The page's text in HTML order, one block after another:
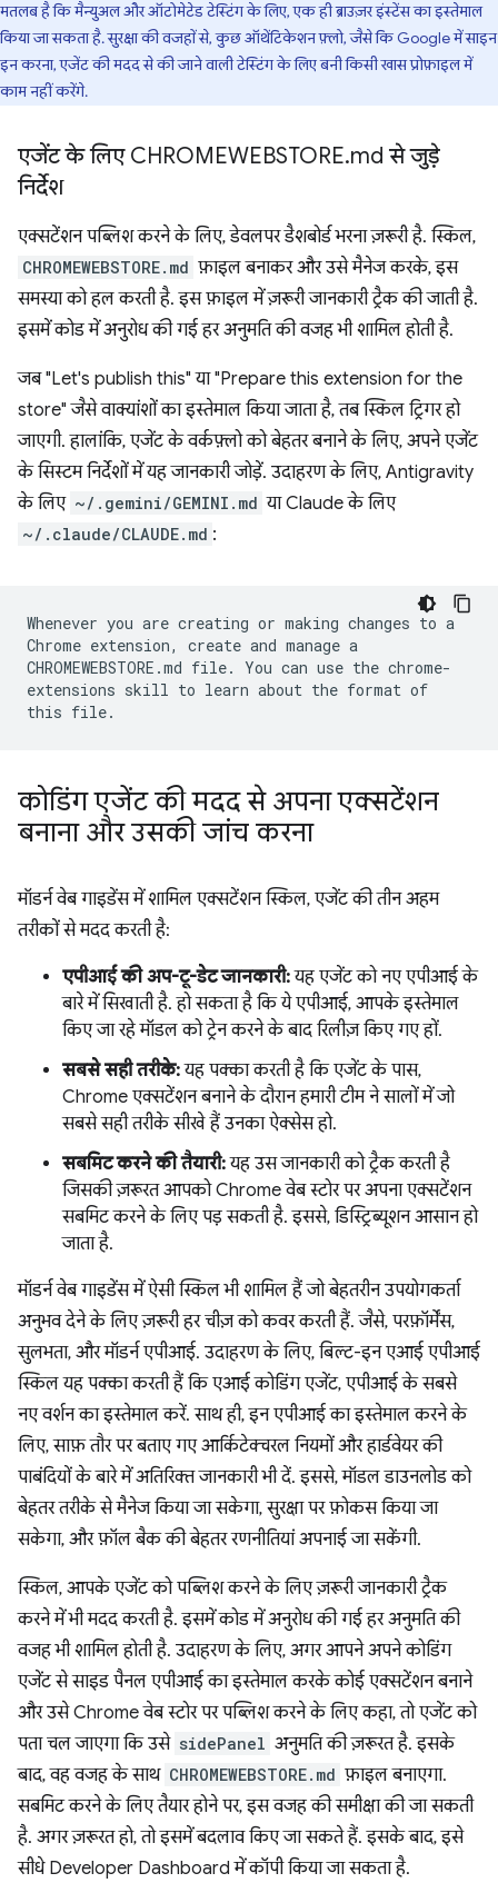
मतलब है कि मैन्युअल और ऑटोमेटेड टेस्टिंग के लिए, एक ही ब्राउज़र इंस्टेंस का इस्तेमाल
किया जा सकता है. सुरक्षा की वजहों से, कुछ ऑथेंटिकेशन फ़्लो, जैसे कि Google में साइन
इन करना, एजेंट की मदद से की जाने वाली टेस्टिंग के लिए बनी किसी खास प्रोफ़ाइल में
काम नहीं करेंगे.
एजेंट के लिए CHROMEWEBSTORE.md से जुड़े
निर्देश
एक्सटेंशन पब्लिश करने के लिए, डेवलपर डैशबोर्ड भरना ज़रूरी है. स्किल,
CHROMEWEBSTORE.md फ़ाइल बनाकर और उसे मैनेज करके, इस
समस्या को हल करती है. इस फ़ाइल में ज़रूरी जानकारी ट्रैक की जाती है.
इसमें कोड में अनुरोध की गई हर अनुमति की वजह भी शामिल होती है.
जब "Let's publish this" या "Prepare this extension for the
store" जैसे वाक्यांशों का इस्तेमाल किया जाता है, तब स्किल ट्रिगर हो
जाएगी. हालांकि, एजेंट के वर्कफ़्लो को बेहतर बनाने के लिए, अपने एजेंट
के सिस्टम निर्देशों में यह जानकारी जोड़ें. उदाहरण के लिए, Antigravity
के लिए ~/.gemini/GEMINI.md या Claude के लिए
~/.claude/CLAUDE.md :
Whenever you are creating or making changes to a
Chrome extension, create and manage a
CHROMEWEBSTORE.md file. You can use the chrome-
extensions skill to learn about the format of
this file.
कोडिंग एजेंट की मदद से अपना एक्सटेंशन
बनाना और उसकी जांच करना
मॉडर्न वेब गाइडेंस में शामिल एक्सटेंशन स्किल, एजेंट की तीन अहम
तरीकों से मदद करती है:
एपीआई की अप-टू-डेट जानकारी:यह एजेंट को नए एपीआई के
बारे में सिखाती है. हो सकता है कि ये एपीआई, आपके इस्तेमाल
किए जा रहे मॉडल को ट्रेन करने के बाद रिलीज़ किए गए हों.
सबसे सही तरीके:यह पक्का करती है कि एजेंट के पास,
Chrome एक्सटेंशन बनाने के दौरान हमारी टीम ने सालों में जो
सबसे सही तरीके सीखे हैं उनका ऐक्सेस हो.
सबमिट करने की तैयारी:यह उस जानकारी को ट्रैक करती है
जिसकी ज़रूरत आपको Chrome वेब स्टोर पर अपना एक्सटेंशन
सबमिट करने के लिए पड़ सकती है. इससे, डिस्ट्रिब्यूशन आसान हो
जाता है.
मॉडर्न वेब गाइडेंस में ऐसी स्किल भी शामिल हैं जो बेहतरीन उपयोगकर्ता
अनुभव देने के लिए ज़रूरी हर चीज़ को कवर करती हैं. जैसे, परफ़ॉर्मेंस,
सुलभता, और मॉडर्न एपीआई. उदाहरण के लिए, बिल्ट-इन एआई एपीआई
स्किल यह पक्का करती हैं कि एआई कोडिंग एजेंट, एपीआई के सबसे
नए वर्शन का इस्तेमाल करें. साथ ही, इन एपीआई का इस्तेमाल करने के
लिए, साफ़ तौर पर बताए गए आर्किटेक्चरल नियमों और हार्डवेयर की
पाबंदियों के बारे में अतिरिक्त जानकारी भी दें. इससे, मॉडल डाउनलोड को
बेहतर तरीके से मैनेज किया जा सकेगा, सुरक्षा पर फ़ोकस किया जा
सकेगा, और फ़ॉल बैक की बेहतर रणनीतियां अपनाई जा सकेंगी.
स्किल, आपके एजेंट को पब्लिश करने के लिए ज़रूरी जानकारी ट्रैक
करने में भी मदद करती है. इसमें कोड में अनुरोध की गई हर अनुमति की
वजह भी शामिल होती है. उदाहरण के लिए, अगर आपने अपने कोडिंग
एजेंट से साइड पैनल एपीआई का इस्तेमाल करके कोई एक्सटेंशन बनाने
और उसे Chrome वेब स्टोर पर पब्लिश करने के लिए कहा, तो एजेंट को
पता चल जाएगा कि उसे sidePanel अनुमति की ज़रूरत है. इसके
बाद, वह वजह के साथ CHROMEWEBSTORE.md फ़ाइल बनाएगा.
सबमिट करने के लिए तैयार होने पर, इस वजह की समीक्षा की जा सकती
है. अगर ज़रूरत हो, तो इसमें बदलाव किए जा सकते हैं. इसके बाद, इसे
सीधे Developer Dashboard में कॉपी किया जा सकता है.